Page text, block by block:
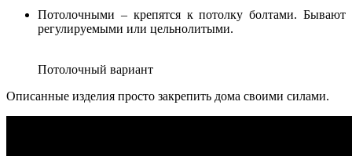
Потолочными – крепятся к потолку болтами. Бывают
регулируемыми или цельнолитыми.
Потолочный вариант
Описанные изделия просто закрепить дома своими силами.